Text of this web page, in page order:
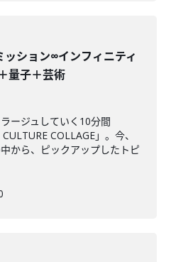
ッション∞インフィニティ
量子＋芸術
ージュしていく10分間
COLLAGE」。今、
から、ピックアップしたトピ